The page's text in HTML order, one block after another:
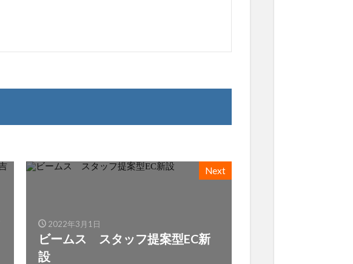
Next
2022年3月1日
ビームス スタッフ提案型EC新
設